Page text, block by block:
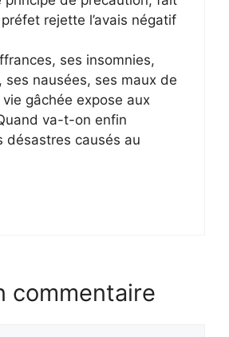
rejette l’avais négatif
ses insomnies,
ses nausées, ses maux de
gâchée expose aux
va-t-on enfin
désastres causés au
commentaire